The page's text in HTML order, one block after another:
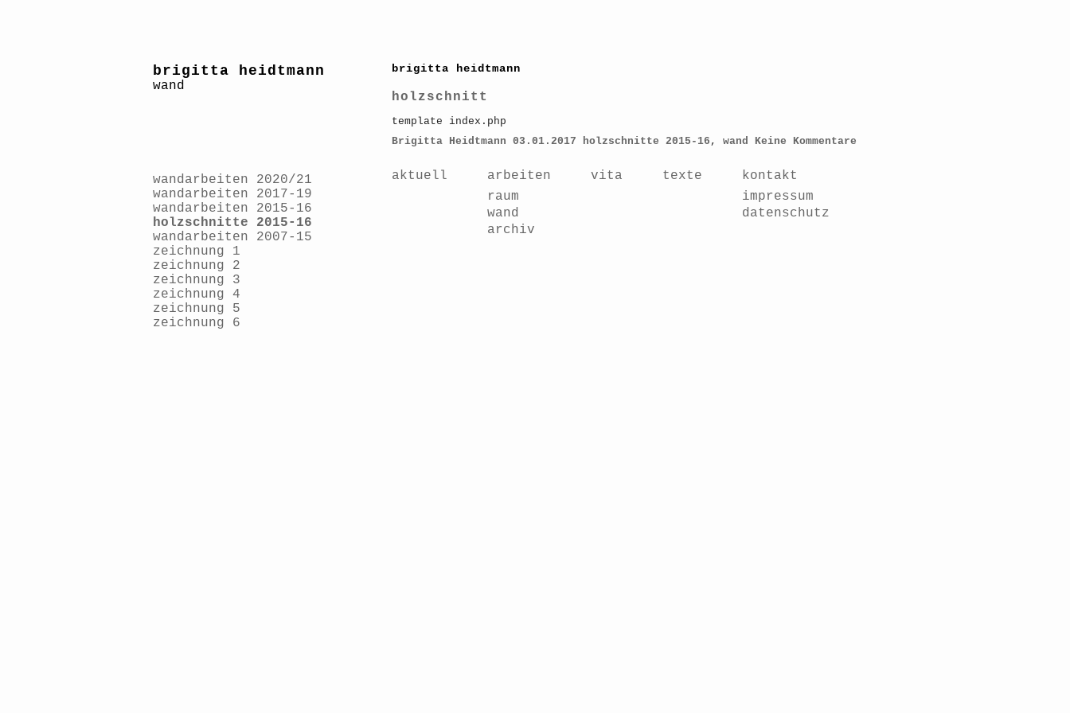
brigitta heidtmann
wand
wandarbeiten 2020/21
wandarbeiten 2017-19
wandarbeiten 2015-16
holzschnitte 2015-16
wandarbeiten 2007-15
zeichnung 1
zeichnung 2
zeichnung 3
zeichnung 4
zeichnung 5
zeichnung 6
brigitta heidtmann
holzschnitt
template index.php
Brigitta Heidtmann 03.01.2017 holzschnitte 2015-16 , wand Keine Kommentare
aktuell
arbeiten
raum
wand
archiv
vita texte
kontakt
impressum
datenschutz